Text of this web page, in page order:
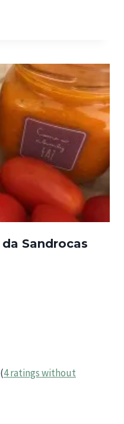
Sandrocas
4 ratings without